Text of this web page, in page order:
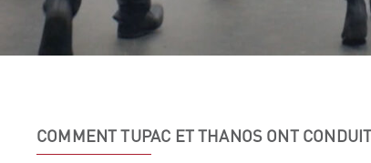
COMMENT TUPAC ET THANOS ONT